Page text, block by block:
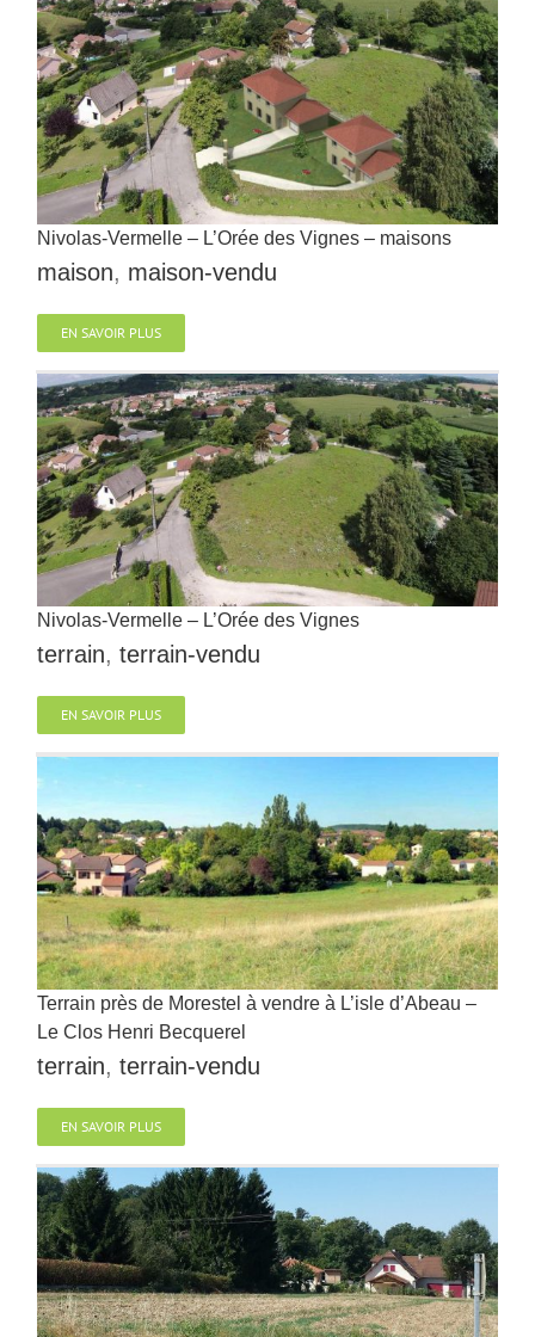
Nivolas-Vermelle – L’Orée des Vignes – maisons
maison, maison-vendu
EN SAVOIR PLUS
Nivolas-Vermelle – L’Orée des Vignes
terrain, terrain-vendu
EN SAVOIR PLUS
Terrain près de Morestel à vendre à L’isle d’Abeau –
Le Clos Henri Becquerel
terrain, terrain-vendu
EN SAVOIR PLUS